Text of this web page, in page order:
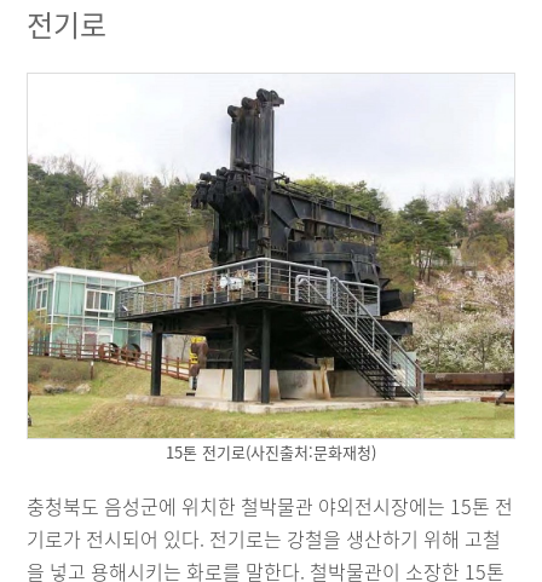
전기로
15톤 전기로(사진출처:문화재청)
충청북도 음성군에 위치한 철박물관 야외전시장에는 15톤 전
기로가 전시되어 있다. 전기로는 강철을 생산하기 위해 고철
을 넣고 용해시키는 화로를 말한다. 철박물관이 소장한 15톤